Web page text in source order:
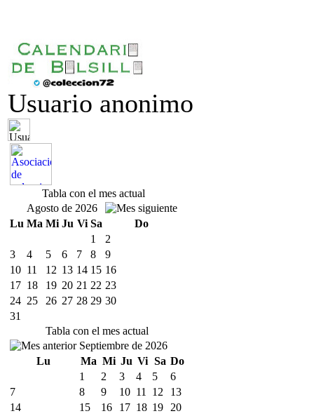
Usuario anonimo
Tabla con el mes actual
Agosto de 2026
Lu Ma Mi Ju Vi Sa
Do
1
2
3
4 5 6 7 8
9
10 11 12 13 14 15 16
17 18 19 20 21 22 23
24 25 26 27 28 29 30
31
Tabla con el mes actual
Septiembre de 2026
Lu
Ma Mi Ju Vi Sa Do
1
2 3 4 5
6
7
8 9 10 11 12
13
14
15 16 17 18 19
20